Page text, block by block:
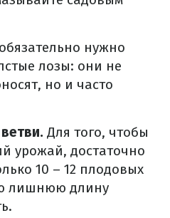
нужно
лозы: они не
но и часто
Для того, чтобы
урожай, достаточно
10 – 12 плодовых
лишнюю длину